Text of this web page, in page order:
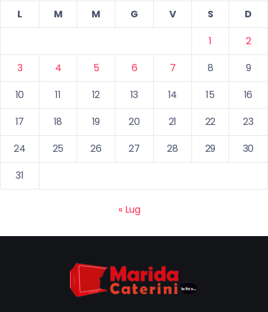
L
M M G V S
D
1
2
3
4 5 6 7 8
9
10
11 12 13 14 15
16
17
18 19 20 21 22
23
24
25 26 27 28 29
30
31
« Lug